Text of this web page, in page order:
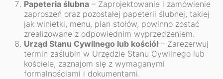
Papeteria ślubna – Zaprojektowanie i zamówienie
zaproszeń oraz pozostałej papeterii ślubnej, takiej
jak winietki, menu, plan stołów, powinno zostać
zrealizowane z odpowiednim wyprzedzeniem.
Urząd Stanu Cywilnego lub kościół– Zarezerwuj
termin zaślubin w Urzędzie Stanu Cywilnego lub
kościele, zaznajom się z wymaganymi
formalnościami i dokumentami.